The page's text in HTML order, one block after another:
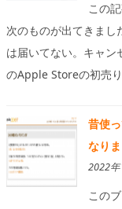
この
次のものが出てきま
は届いてない。キャン
のApple Storeの初売
昔使
なり
2022
この